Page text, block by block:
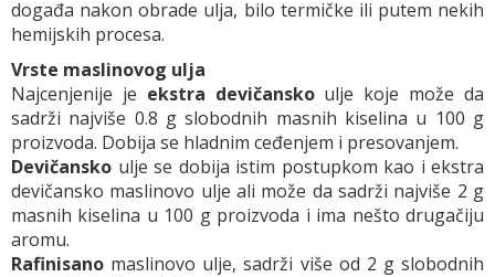
događa nakon obrade ulja, bilo termičke ili putem nekih
hemijskih procesa.
Vrste maslinovog ulja
Najcenjenije je ekstra devičanskoulje koje može da
sadrži najviše 0.8 g slobodnih masnih kiselina u 100 g
proizvoda. Dobija se hladnim ceđenjem i presovanjem.
Devičansko ulje se dobija istim postupkom kao i ekstra
devičansko maslinovo ulje ali može da sadrži najviše 2 g
masnih kiselina u 100 g proizvoda i ima nešto drugačiju
aromu.
Rafinisano maslinovo ulje, sadrži više od 2 g slobodnih